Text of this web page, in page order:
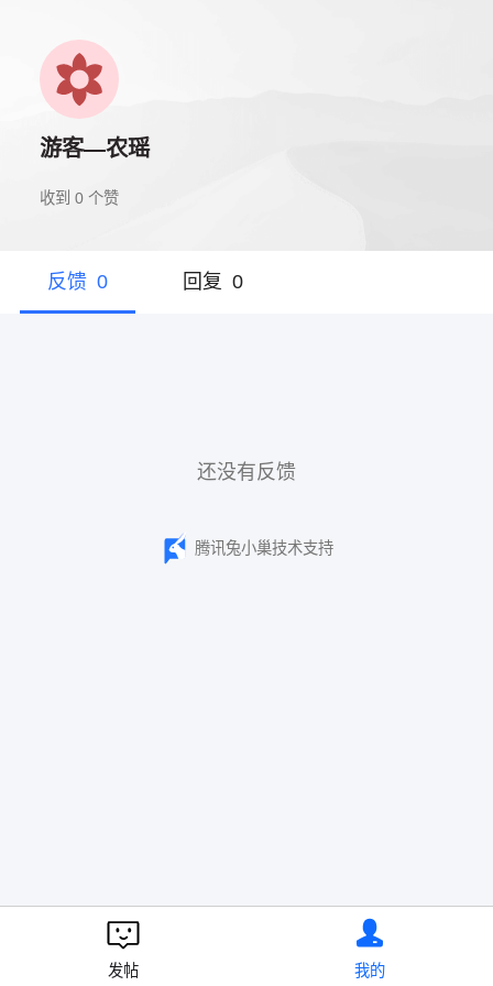
游客—农瑶
收到 0个赞
反馈 0 回复 0
还没有反馈
腾讯兔小巢技术支持
发帖 我的